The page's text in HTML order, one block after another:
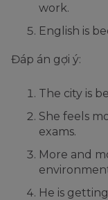
work.
English is
Đáp án gợi ý:
The city is
She feels
exams.
More and
He is